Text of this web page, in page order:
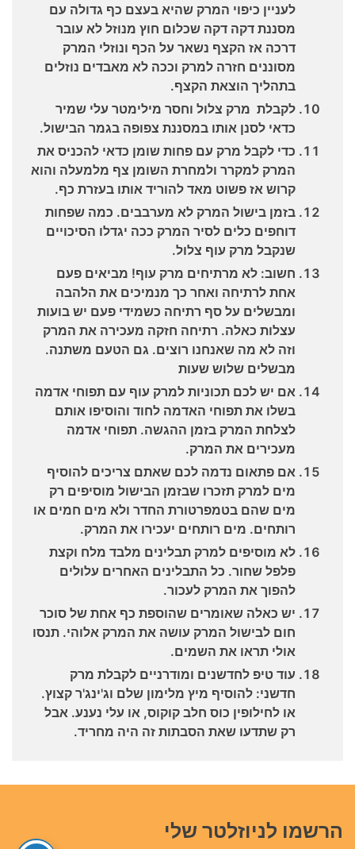
לעניין כיפוי המרק שהיא בעצם כף גדולה עם
מסננת דקה דקה שכלום חוץ מנוזל לא עובר
דרכה אז הקצף נשאר על הכף ונוזלי המרק
מסוננים חזרה למרק וככה לא מאבדים נוזלים
בתהליך הוצאת הקצף.
לקבלת מרק צלול וחסר מילימטר עלי שמיר
כדאי לסנן אותו במסננת צפופה בגמר הבישול.
כדי לקבל מרק עם פחות שומן כדאי להכניס את
המרק למקרר ולמחרת השומן צף מלמעלה והוא
קרוש אז פשוט מאד להוריד אותו בעזרת כף.
בזמן בישול המרק לא מערבבים. כמה שפחות
דוחפים כלים לסיר המרק ככה יגדלו הסיכויים
שנקבל מרק עוף צלול.
חשוב: לא מרתיחים מרק עוף! מביאים פעם
אחת לרתיחה ואחר כך מנמיכים את הלהבה
ומבשלים על סף רתיחה כשמידי פעם יש בועות
עצלות כאלה. רתיחה חזקה מעכירה את המרק
וזה לא מה שאנחנו רוצים. גם הטעם משתנה.
מבשלים שלוש שעות
אם יש לכם תכוניות למרק עוף עם תפוחי אדמה
בשלו את תפוחי האדמה לחוד והוסיפו אותם
לצלחת המרק בזמן ההגשה. תפוחי אדמה
מעכירים את המרק.
אם פתאום נדמה לכם שאתם צריכים להוסיף
מים למרק תזכרו שבזמן הבישול מוסיפים רק
מים שהם בטמפרטורת החדר ולא מים חמים או
רותחים. מים רותחים יעכירו את המרק.
לא מוסיפים למרק תבלינים מלבד מלח וקצת
פלפל שחור. כל התבלינים האחרים עלולים
להפוך את המרק לעכור.
יש כאלה שאומרים שהוספת כף אחת של סוכר
חום לבישול המרק עושה את המרק אלוהי. תנסו
אולי תראו את השמים.
עוד טיפ לחדשנים ומודרניים לקבלת מרק
חדשני: להוסיף מיץ מלימון שלם וג'ינג'ר קצוץ.
או לחילופין כוס חלב קוקוס, או עלי נענע. אבל
רק שתדעו שאת הסבתות זה היה מחריד.
הרשמו לניוזלטר שלי